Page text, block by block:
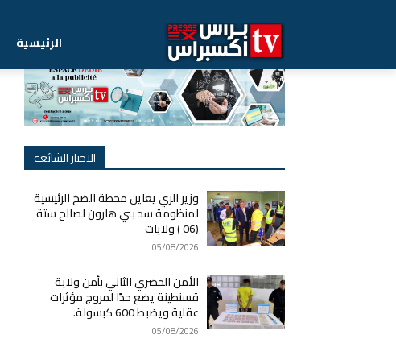
الرئيسية
الاخبار الشائعة
وزير الري يعاين محطة الضخ الرئيسية
لمنظومة سد بني هارون لصالح ستة
(06 ) ولايات
05/08/2026
الأمن الحضري الثاني بأمن ولاية
قسنطينة يضع حدًا لمروج مؤثرات
عقلية ويضبط 600 كبسولة.
05/08/2026